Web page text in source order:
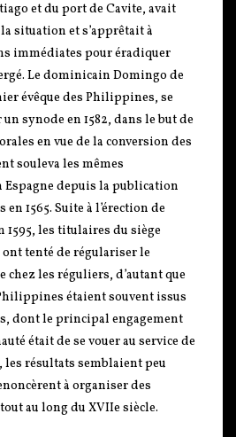
et du port de Cavite, avait
situation et s’apprêtait à
immédiates pour éradiquer
Le dominicain Domingo de
évêque des Philippines, se
synode en 1582, dans le but de
en vue de la conversion des
souleva les mêmes
Espagne depuis la publication
1565. Suite à l’érection de
1595, les titulaires du siège
tenté de régulariser le
les réguliers, d’autant que
étaient souvent issus
dont le principal engagement
était de se vouer au service de
les résultats semblaient peu
à organiser des
au long du XVIIe siècle.